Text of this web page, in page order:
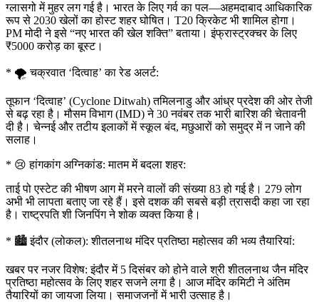
ग्लासगो में मुहर लग गई है। भारत के लिए गर्व का पल—अहमदाबाद आधिकारिक
रूप से 2030 खेलों का होस्ट शहर घोषित। T20 क्रिकेट भी शामिल होगा।
PM मोदी ने इसे “नए भारत की खेल शक्ति” बताया। इंफ्रास्ट्रक्चर के लिए
₹5000 करोड़ का बूस्ट।
* 🌪️ चक्रवात ‘दित्वाह’ का रेड अलर्ट:
तूफान ‘दित्वाह’ (Cyclone Ditwah) तमिलनाडु और आंध्र प्रदेश की ओर तेजी
से बढ़ रहा है। मौसम विभाग (IMD) ने 30 नवंबर तक भारी बारिश की चेतावनी
दी है। चेन्नई और तटीय इलाकों में स्कूल बंद, मछुआरों को समुद्र में न जाने की
सलाह।
* 😢 हांगकांग अग्निकांड: मातम में बदला शहर:
ताई पो एस्टेट की भीषण आग में मरने वालों की संख्या 83 हो गई है। 279 लोग
अभी भी लापता बताए जा रहे हैं। इसे दशक की सबसे बड़ी त्रासदी कहा जा रहा
है। राष्ट्रपति शी जिनपिंग ने शोक व्यक्त किया है।
* 🏙️ इंदौर (लोकल): शीतलनाथ मंदिर प्रतिष्ठा महोत्सव की भव्य तैयारियां:
खबर पर नजर विशेष: इंदौर में 5 दिसंबर को होने वाले श्री शीतलनाथ जैन मंदिर
प्रतिष्ठा महोत्सव के लिए शहर सजने लगा है। आज मंदिर कमिटी ने अंतिम
तैयारियों का जायजा लिया। समाजजनों में भारी उत्साह है।